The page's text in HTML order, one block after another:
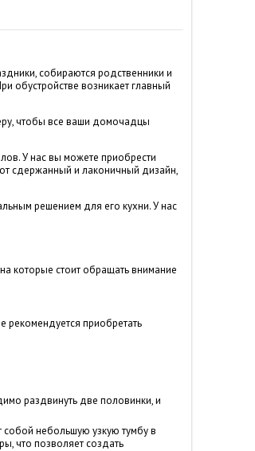
собираются родственники и
обустройстве возникает главный
чтобы все ваши домочадцы
У нас вы можете приобрести
сдержанный и лаконичный дизайн,
решением для его кухни. У нас
которые стоит обращать внимание
рекомендуется приобретать
раздвинуть две половинки, и
собой небольшую узкую тумбу в
что позволяет создать